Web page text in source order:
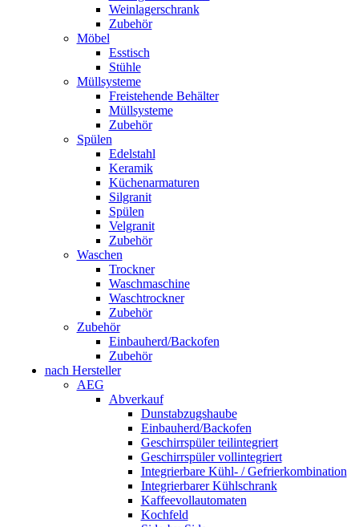
Weinlagerschrank
Zubehör
Möbel
Esstisch
Stühle
Müllsysteme
Freistehende Behälter
Müllsysteme
Zubehör
Spülen
Edelstahl
Keramik
Küchenarmaturen
Silgranit
Spülen
Velgranit
Zubehör
Waschen
Trockner
Waschmaschine
Waschtrockner
Zubehör
Zubehör
Einbauherd/Backofen
Zubehör
nach Hersteller
AEG
Abverkauf
Dunstabzugshaube
Einbauherd/Backofen
Geschirrspüler teilintegriert
Geschirrspüler vollintegriert
Integrierbare Kühl- / Gefrierkombination
Integrierbarer Kühlschrank
Kaffeevollautomaten
Kochfeld